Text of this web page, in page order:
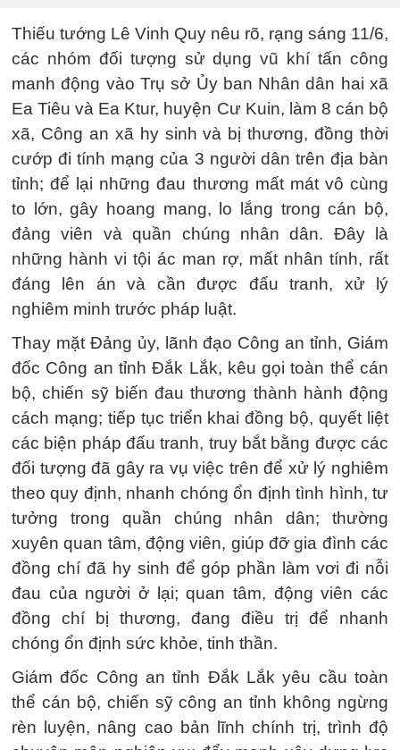
Thiếu tướng Lê Vinh Quy nêu rõ, rạng sáng 11/6,
các nhóm đối tượng sử dụng vũ khí tấn công
manh động vào Trụ sở Ủy ban Nhân dân hai xã
Ea Tiêu và Ea Ktur, huyện Cư Kuin, làm 8 cán bộ
xã, Công an xã hy sinh và bị thương, đồng thời
cướp đi tính mạng của 3 người dân trên địa bàn
tỉnh; để lại những đau thương mất mát vô cùng
to lớn, gây hoang mang, lo lắng trong cán bộ,
đảng viên và quần chúng nhân dân. Đây là
những hành vi tội ác man rợ, mất nhân tính, rất
đáng lên án và cần được đấu tranh, xử lý
nghiêm minh trước pháp luật.
Thay mặt Đảng ủy, lãnh đạo Công an tỉnh, Giám
đốc Công an tỉnh Đắk Lắk, kêu gọi toàn thể cán
bộ, chiến sỹ biến đau thương thành hành động
cách mạng; tiếp tục triển khai đồng bộ, quyết liệt
các biện pháp đấu tranh, truy bắt bằng được các
đối tượng đã gây ra vụ việc trên để xử lý nghiêm
theo quy định, nhanh chóng ổn định tình hình, tư
tưởng trong quần chúng nhân dân; thường
xuyên quan tâm, động viên, giúp đỡ gia đình các
đồng chí đã hy sinh để góp phần làm vơi đi nỗi
đau của người ở lại; quan tâm, động viên các
đồng chí bị thương, đang điều trị để nhanh
chóng ổn định sức khỏe, tinh thần.
Giám đốc Công an tỉnh Đắk Lắk yêu cầu toàn
thể cán bộ, chiến sỹ công an tỉnh không ngừng
rèn luyện, nâng cao bản lĩnh chính trị, trình độ